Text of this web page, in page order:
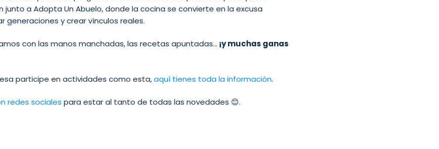
junto a Adopta Un Abuelo, donde la cocina se convierte en la excusa
y crear vínculos reales.
con las manos manchadas, las recetas apuntadas… ¡y muchas ganas
participe en actividades como esta,aquí tienes toda la información.
redes sociales para estar al tanto de todas las novedades 😊.